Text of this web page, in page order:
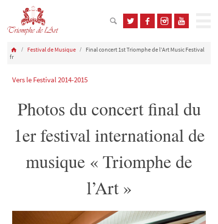
Festival de Musique
Final concert 1st Triomphe de l’Art Music Festival
fr
Vers le Festival 2014-2015
Photos du concert final du
1er festival international de
musique « Triomphe de
l’Art »